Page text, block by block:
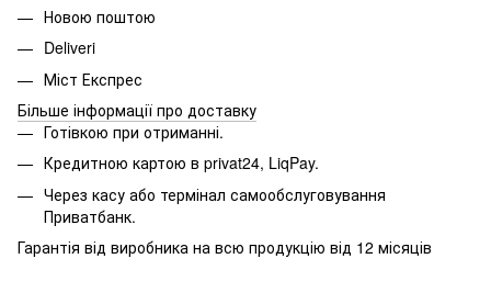
Новою поштою
Deliveri
Міст Експрес
Більше інформації про доставку
Готівкою при отриманні.
Кредитною картою в privat24, LiqPay.
Через касу або термінал самообслуговування
Приватбанк.
Гарантія від виробника на всю продукцію від 12 місяців